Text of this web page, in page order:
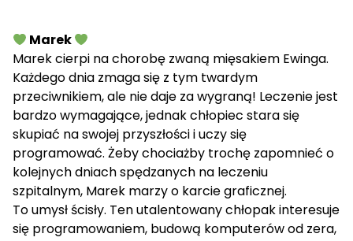
Marek
Marek cierpi na chorobę zwaną mięsakiem Ewinga.
Każdego dnia zmaga się z tym twardym
przeciwnikiem, ale nie daje za wygraną! Leczenie jest
bardzo wymagające, jednak chłopiec stara się
skupiać na swojej przyszłości i uczy się
programować. Żeby chociażby trochę zapomnieć o
kolejnych dniach spędzanych na leczeniu
szpitalnym, Marek marzy o karcie graficznej.
To umysł ścisły. Ten utalentowany chłopak interesuje
się programowaniem, budową komputerów od zera,